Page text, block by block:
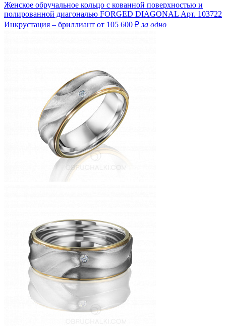
Женское обручальное кольцо с кованной поверхностью и
полированной диагональю FORGED DIAGONAL Арт. 103722
Инкрустация – бриллиант от 105 600 ₽за одно